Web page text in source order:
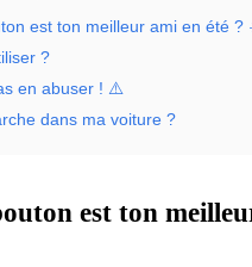
est ton meilleur ami en été
?
en abuser ! ⚠️
dans ma voiture ?
est ton